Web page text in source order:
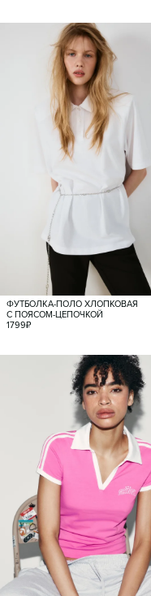
ФУТБОЛКА-ПОЛО ХЛОПКОВАЯ
С ПОЯСОМ-ЦЕПОЧКОЙ
1799₽